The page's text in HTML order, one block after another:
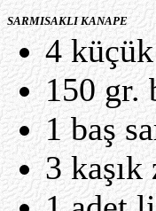
SARMISAKLI KANAPE
4
150 gr.
1 baş
3 kaşık